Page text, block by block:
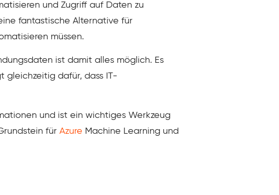
und Zugriff auf Daten zu
fantastische Alternative für
müssen.
ist damit alles möglich. Es
gleichzeitig dafür, dass IT-
und ist ein wichtiges Werkzeug
für Azure Machine Learning und